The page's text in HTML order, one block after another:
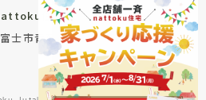
住宅株式会社
士市青葉町572